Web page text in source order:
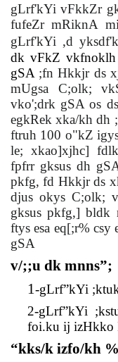
gLrf'kYi vFkkZr
fufeZr mRiknA
gLrf'kYi ,d
dk vFkZ
gSA ;fn Hkkjr ds
mUgsa C;olk;
vko';drk gSA os
egkRek xka/kh dh
ftruh 100 o"kZ
le; xkao]xjhc]
fpfrr gksus dh
pkfg, fd Hkkjr ds
djus okys C;olk;
gksus pkfg,] bldk
ftys esa eq[;r%
gSA
v/;;u dk mnns”;
1-gLrf”kYi
2-gLrf”kYi
foi.ku ij izHkko
“kks/k izfo/kh %